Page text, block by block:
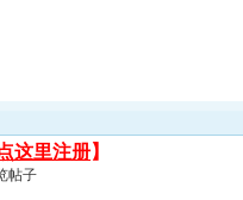
这里注册】
帖子